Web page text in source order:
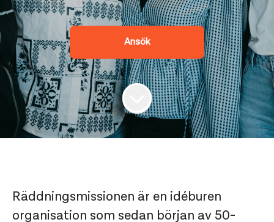
Ansök
Räddningsmissionen är en idéburen
organisation som sedan början av 50-